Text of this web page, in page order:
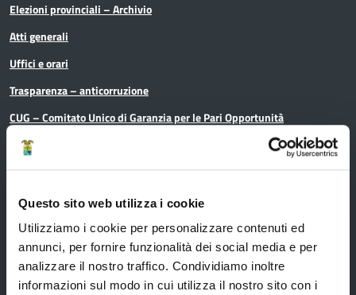
Questo sito web utilizza i cookie
Utilizziamo i cookie per personalizzare contenuti ed
annunci, per fornire funzionalità dei social media e per
analizzare il nostro traffico. Condividiamo inoltre
informazioni sul modo in cui utilizza il nostro sito con i
Elezioni provinciali – Archivio
Atti generali
Uffici e orari
Trasparenza – anticorruzione
CUG – Comitato Unico di Garanzia per le Pari Opportunità
Certificazione di qualità
Servizi
Servizi online